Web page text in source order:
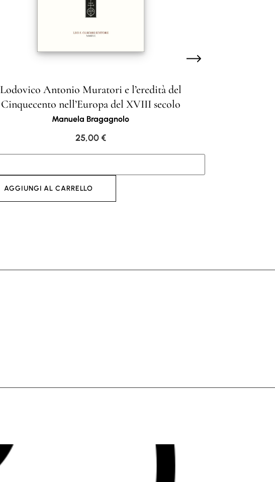
Lodovico Antonio Muratori e l’eredità del
Cinquecento nell’Europa del XVIII secolo
Manuela Bragagnolo
25,00€
AGGIUNGI AL CARRELLO